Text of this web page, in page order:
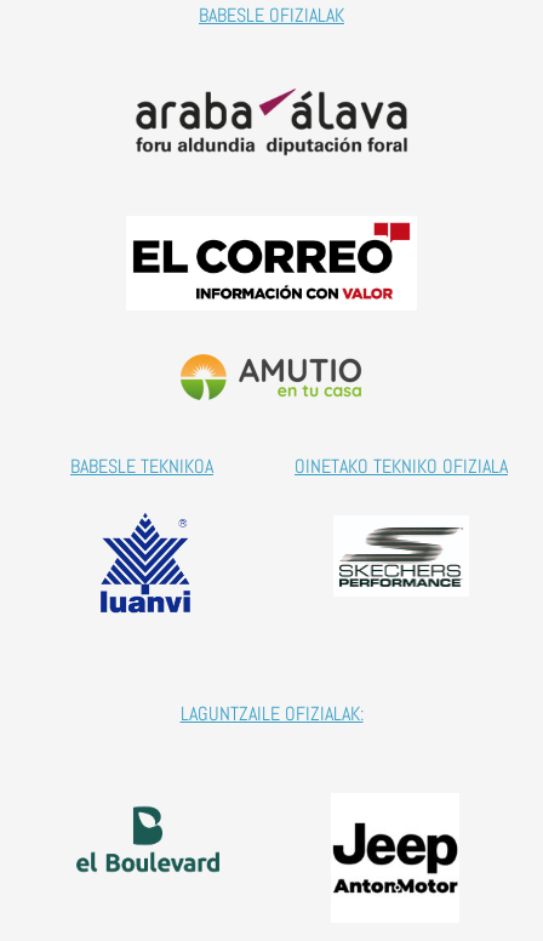
BABESLE OFIZIALAK
BABESLE TEKNIKOA OINETAKO TEKNIKO OFIZIALA
LAGUNTZAILE OFIZIALAK: